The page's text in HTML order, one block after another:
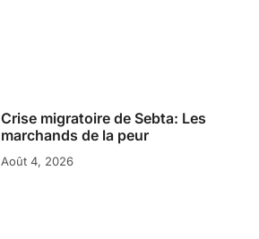
Crise migratoire de Sebta: Les
marchands de la peur
Août 4, 2026